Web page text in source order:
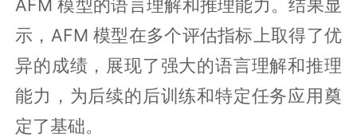
AFM 模型的语言理解和推理能力。结果显
示，AFM 模型在多个评估指标上取得了优
异的成绩，展现了强大的语言理解和推理
能力，为后续的后训练和特定任务应用奠
定了基础。